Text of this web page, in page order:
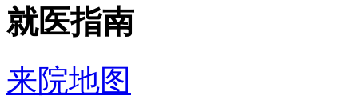
就医指南
来院地图